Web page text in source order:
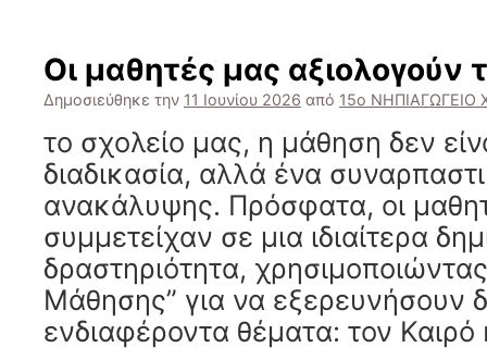
Οι μαθητές μας αξιολογούν
Δημοσιεύθηκε την 11 Ιουνίου 2026 από 15ο ΝΗΠΙΑΓΩΓΕΙΟ
το σχολείο μας, η μάθηση δεν
διαδικασία, αλλά ένα
ανακάλυψης. Πρόσφατα, οι
συμμετείχαν σε μια ιδιαίτερα
δραστηριότητα,
Μάθησης” για να εξερευνήσουν
ενδιαφέροντα θέματα: τον